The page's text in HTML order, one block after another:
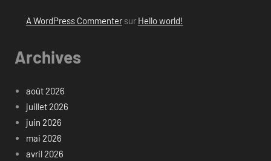
A WordPress Commentersur Hello world!
Archives
août 2026
juillet 2026
juin 2026
mai 2026
avril 2026